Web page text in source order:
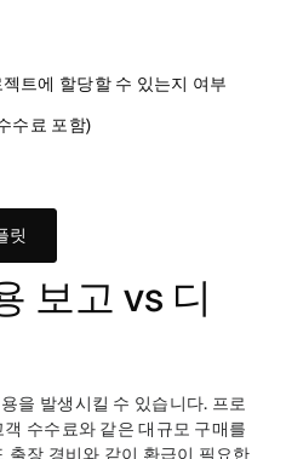
트에 할당할 수 있는지 여부
수료 포함)
릿
보고 vs 디
을 발생시킬 수 있습니다. 프로
수수료와 같은 대규모 구매를
출장 경비와 같이 환급이 필요한